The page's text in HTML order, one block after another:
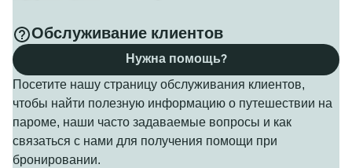
Обслуживание клиентов
Посетите нашу страницу обслуживания клиентов,
чтобы найти полезную информацию о путешествии на
пароме, наши часто задаваемые вопросы и как
связаться с нами для получения помощи при
бронировании.
Нужна помощь?